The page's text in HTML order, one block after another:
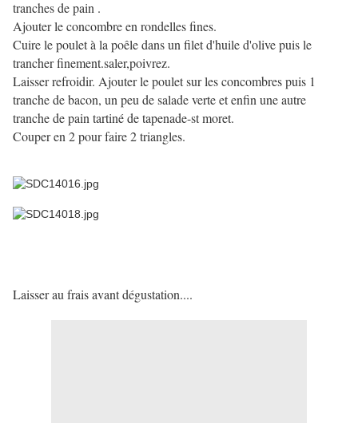
tranches de pain .
Ajouter le concombre en rondelles fines.
Cuire le poulet à la poêle dans un filet d'huile d'olive puis le
trancher finement.saler,poivrez.
Laisser refroidir. Ajouter le poulet sur les concombres puis 1
tranche de bacon, un peu de salade verte et enfin une autre
tranche de pain tartiné de tapenade-st moret.
Couper en 2 pour faire 2 triangles.
Laisser au frais avant dégustation....